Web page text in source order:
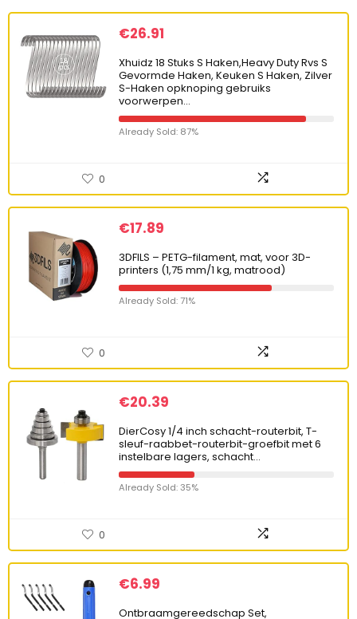
€26.91
Xhuidz 18 Stuks S Haken,Heavy Duty Rvs S
Gevormde Haken, Keuken S Haken, Zilver
S-Haken opknoping gebruiks
voorwerpen…
Already Sold: 87%
0
€17.89
3DFILS – PETG-filament, mat, voor 3D-
printers (1,75 mm/1 kg, matrood)
Already Sold: 71%
0
€20.39
DierCosy 1/4 inch schacht-routerbit, T-
sleuf-raabbet-routerbit-groefbit met 6
instelbare lagers, schacht…
Already Sold: 35%
0
€6.99
Ontbraamgereedschap Set,